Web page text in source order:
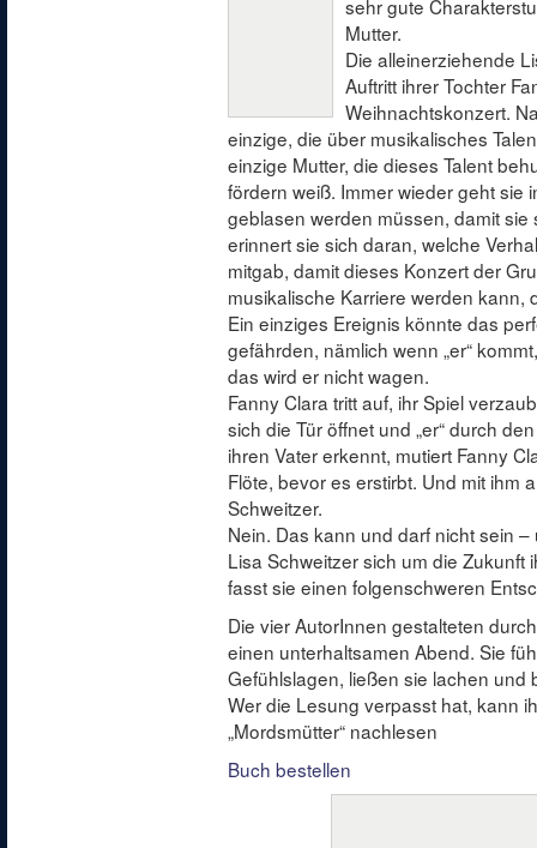
sehr gute
Mutter.
Die alleinerziehende
Auftritt ihrer Tochter
Weihnachtskonzert.
einzige, die über musikalisches
einzige Mutter, die dieses Talent
fördern weiß. Immer wieder geht sie
geblasen werden müssen, damit
erinnert sie sich daran, welche
mitgab, damit dieses Konzert der
musikalische Karriere werden kann,
Ein einziges Ereignis könnte das
gefährden, nämlich wenn „er“
das wird er nicht wagen.
Fanny Clara tritt auf, ihr Spiel
sich die Tür öffnet und „er“ durch
ihren Vater erkennt, mutiert Fanny
Flöte, bevor es erstirbt. Und mit ihm
Schweitzer.
Nein. Das kann und darf nicht sein
Lisa Schweitzer sich um die Zukunft
fasst sie einen folgenschweren
Die vier AutorInnen gestalteten
einen unterhaltsamen Abend. Sie
Gefühlslagen, ließen sie lachen
Wer die Lesung verpasst hat, kann
„Mordsmütter“ nachlesen
Buch bestellen